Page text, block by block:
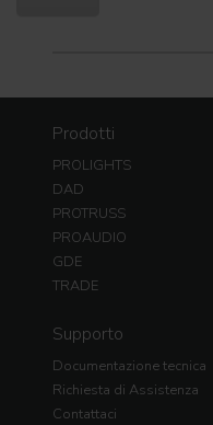
Prodotti
PROLIGHTS
DAD
PROTRUSS
PROAUDIO
GDE
TRADE
Supporto
Documentazione tecnica
Richiesta di Assistenza
Contattaci